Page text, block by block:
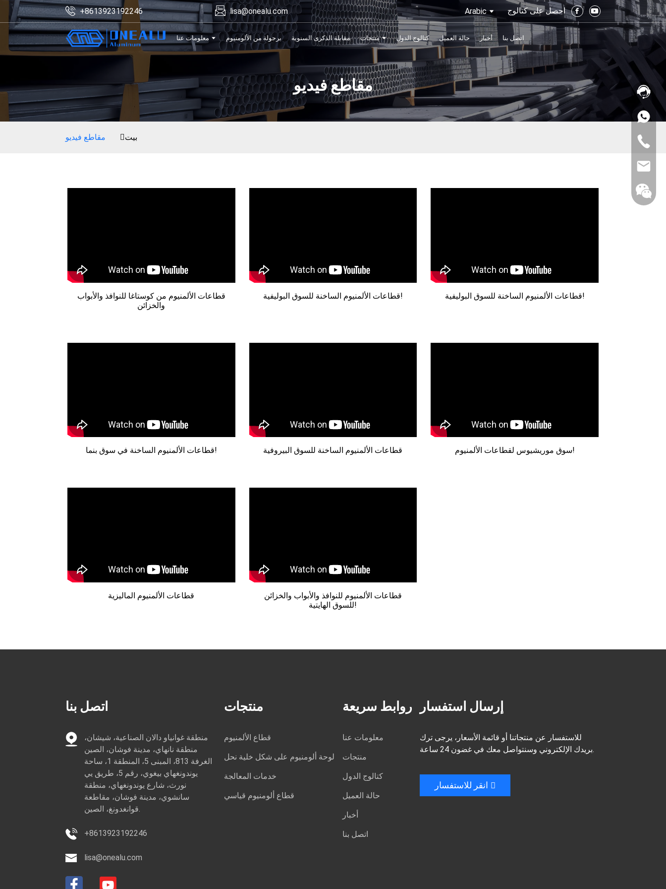
+8613923192246 lisa@onealu.com Arabic احصل على كتالوج
معلومات عنا برجولة من الألومنيوم مقابلة الذكرى السنوية منتجات كتالوج الدول حالة العميل أخبار اتصل بنا
مقاطع فيديو
بيت مقاطع فيديو
قطاعات الألمنيوم من كوستاغا للنوافذ والأبواب
والخزائن
قطاعات الألمنيوم الساخنة للسوق البوليفية! قطاعات الألمنيوم الساخنة للسوق البوليفية!
قطاعات الألمنيوم الساخنة في سوق بنما! قطاعات الألمنيوم الساخنة للسوق البيروفية سوق موريشيوس لقطاعات الألمنيوم!
قطاعات الألمنيوم الماليزية
قطاعات الألمنيوم للنوافذ والأبواب والخزائن
للسوق الهايتية!
اتصل بنا
منطقة غوانياو دالان الصناعية، شيشان،
منطقة نانهاي، مدينة فوشان، الصين
الغرفة 813، المبنى 5، المنطقة 1، ساحة
يوندونغهاي بيغوي، رقم 5، طريق يي
نورث، شارع يوندونغهاي، منطقة
سانشوي، مدينة فوشان، مقاطعة
قوانغدونغ، الصين.
+8613923192246
lisa@onealu.com
منتجات
قطاع الألمنيوم
لوحة ألومنيوم على شكل خلية نحل
خدمات المعالجة
قطاع ألومنيوم قياسي
روابط سريعة
معلومات عنا
منتجات
كتالوج الدول
حالة العميل
أخبار
اتصل بنا
إرسال استفسار
للاستفسار عن منتجاتنا أو قائمة الأسعار، يرجى ترك
بريدك الإلكتروني وسنتواصل معك في غضون 24 ساعة.
انقر للاستفسار